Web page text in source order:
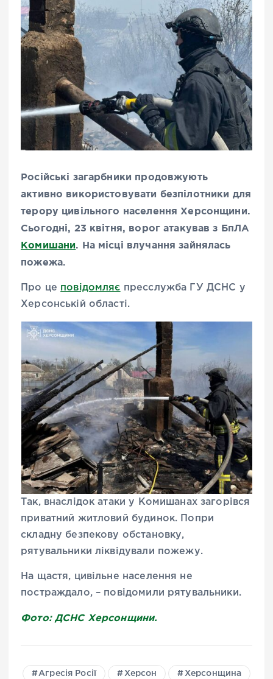
Російські загарбники продовжують
активно використовувати безпілотники для
терору цивільного населення Херсонщини.
Сьогодні, 23 квітня, ворог атакував з БпЛА
Комишани. На місці влучання зайнялась
пожежа.
Про це повідомляє пресслужба ГУ ДСНС у
Херсонській області.
Так, внаслідок атаки у Комишанах загорівся
приватний житловий будинок. Попри
складну безпекову обстановку,
рятувальники ліквідували пожежу.
На щастя, цивільне населення не
постраждало, – повідомили рятувальники.
Фото: ДСНС Херсонщини.
Агресія Росії Херсон Херсонщина